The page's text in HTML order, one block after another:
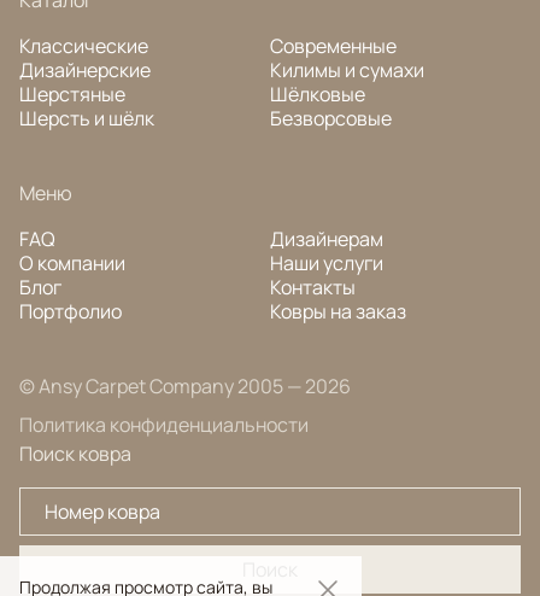
Классические
Дизайнерские
Шерстяные
Шерсть и шёлк
Современные
Килимы и сумахи
Шёлковые
Безворсовые
Меню
FAQ
О компании
Блог
Портфолио
Дизайнерам
Наши услуги
Контакты
Ковры на заказ
© Ansy Carpet Company 2005 — 2026
Политика конфиденциальности
Поиск ковра
Продолжая просмотр сайта, вы